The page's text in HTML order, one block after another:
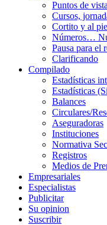
Puntos de vista
Cursos,
Cortito y al pie
Números…
Pausa para el
Clarificando
Compilado
Estadísticas
Estadísticas
Balances
Circulares/
Aseguradoras
Instituciones
Normativa
Registros
Medios de
Empresariales
Especialistas
Publicitar
Su opinion
Suscribir